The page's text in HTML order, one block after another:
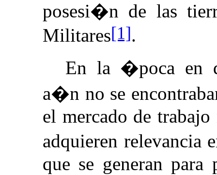
posesi�n de las
Militares[1].
En la �poca en
a�n no se
el mercado de
adquieren relevancia
que se generan